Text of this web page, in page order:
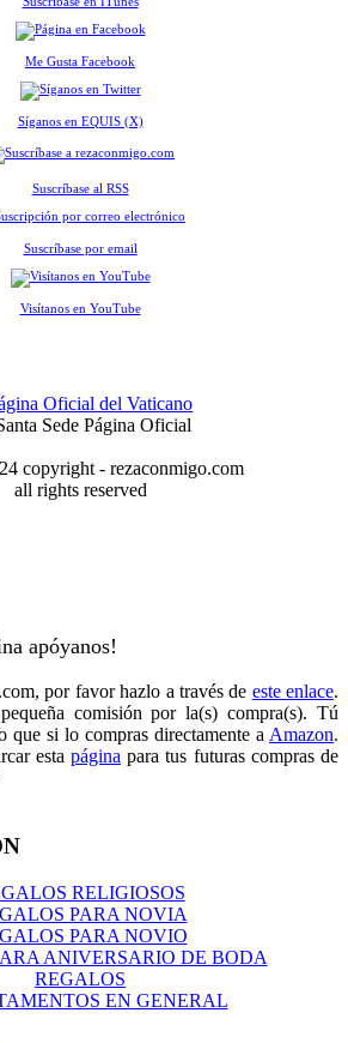
Me Gusta Facebook
Síganos en EQUIS (X)
Suscríbase al RSS
Suscríbase por email
Visítanos en YouTube
Sede Página Oficial
copyright - rezaconmigo.com
all rights reserved
apóyanos!
por favor hazlo a través de este enlace.
comisión por la(s) compra(s). Tú
que si lo compras directamente a Amazon.
esta página para tus futuras compras de
RELIGIOSOS
PARA NOVIA
PARA NOVIO
ANIVERSARIO DE BODA
REGALOS
EN GENERAL